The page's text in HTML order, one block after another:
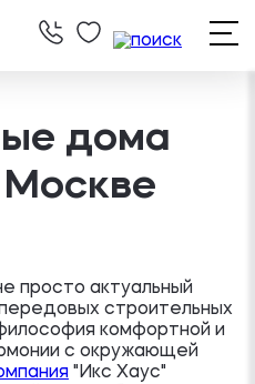
дома
просто актуальный
строительных
комфортной и
с окружающей
"Икс Хаус"